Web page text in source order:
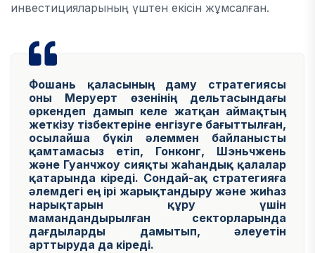
инвестицияларының үштен екісін жұмсалған.
Фошань қаласының даму стратегиясы
оны Меруерт өзенінің дельтасындағы
өркендеп дамып келе жатқан аймақтың
жеткізу тізбектеріне енгізуге бағыттылған,
осылайша бүкіл әлеммен байланысты
қамтамасыз етіп, Гонконг, Шэньчжень
және Гуанчжоу сияқты жаһандық қалалар
қатарында кіреді. Сондай-ақ стратегияға
әлемдегі ең ірі жарықтандыру және жиһаз
нарықтарын құру үшін
мамандандырылған секторларында
дағдыларды дамытып, әлеуетін
арттыруда да кіреді.